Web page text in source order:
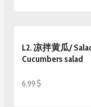
L2. 凉拌黄瓜/
Cucumbers salad
6,99 $